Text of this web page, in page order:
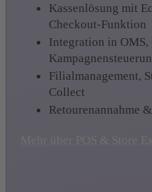
Kassenlösung mit
Checkout-Funktion
Integration in
Filialmanagement,
Collect
Retourenannahme